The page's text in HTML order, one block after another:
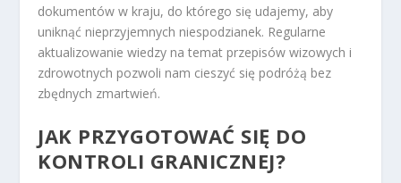
dokumentów w kraju, do którego się udajemy, aby
uniknąć nieprzyjemnych niespodzianek. Regularne
aktualizowanie wiedzy na temat przepisów wizowych i
zdrowotnych pozwoli nam cieszyć się podróżą bez
zbędnych zmartwień.
JAK PRZYGOTOWAĆ SIĘ DO
KONTROLI GRANICZNEJ?